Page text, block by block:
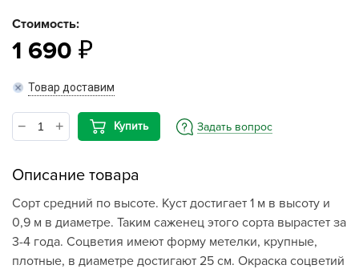
Стоимость:
1 690
Товар доставим
Купить Задать вопрос
Описание товара
Сорт средний по высоте. Куст достигает 1 м в высоту и
0,9 м в диаметре. Таким саженец этого сорта вырастет за
3-4 года. Соцветия имеют форму метелки, крупные,
плотные, в диаметре достигают 25 см. Окраска соцветий